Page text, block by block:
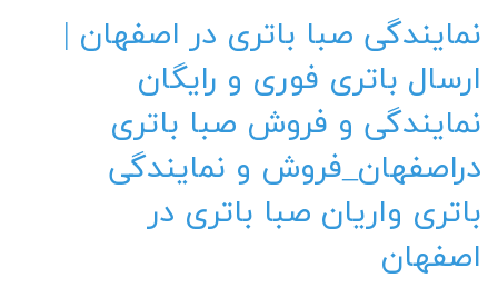
نمایندگی صبا باتری در اصفهان |
ارسال باتری فوری و رایگان
نمایندگی و فروش صبا باتری
دراصفهان_فروش و نمایندگی
باتری واریان صبا باتری در
اصفهان